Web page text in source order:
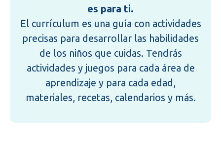
es para ti.
El currículum es una guía con actividades
precisas para desarrollar las habilidades
de los niños que cuidas. Tendrás
actividades y juegos para cada área de
aprendizaje y para cada edad,
materiales, recetas, calendarios y más.